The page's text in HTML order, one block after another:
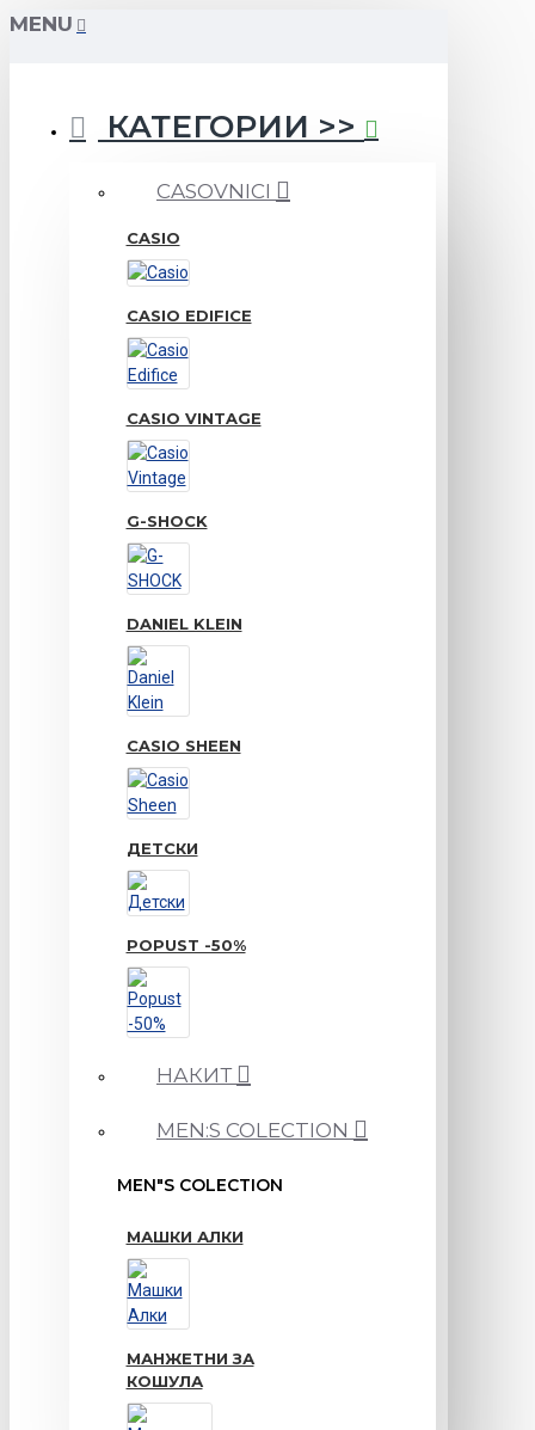
MENU
КАТЕГОРИИ >>
CASOVNICI
CASIO
CASIO EDIFICE
CASIO VINTAGE
G-SHOCK
DANIEL KLEIN
CASIO SHEEN
ДЕТСКИ
POPUST -50%
НАКИТ
MEN:S COLECTION
MEN"S COLECTION
МАШКИ АЛКИ
МАНЖЕТНИ ЗА
КОШУЛА